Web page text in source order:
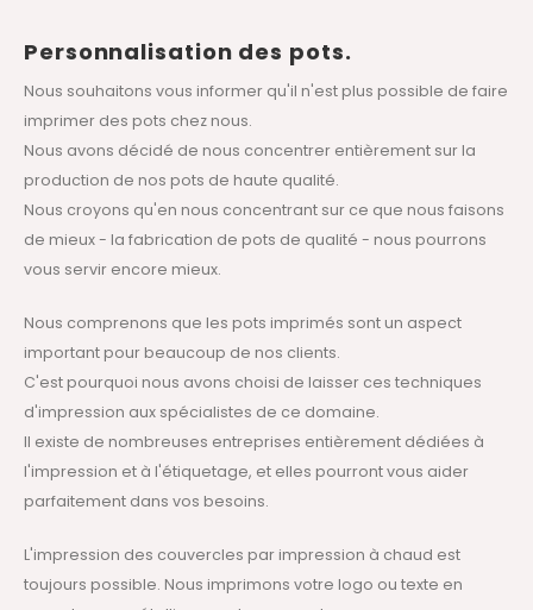
Personnalisation des pots.
Nous souhaitons vous informer qu'il n'est plus possible de faire
imprimer des pots chez nous.
Nous avons décidé de nous concentrer entièrement sur la
production de nos pots de haute qualité.
Nous croyons qu'en nous concentrant sur ce que nous faisons
de mieux - la fabrication de pots de qualité - nous pourrons
vous servir encore mieux.
Nous comprenons que les pots imprimés sont un aspect
important pour beaucoup de nos clients.
C'est pourquoi nous avons choisi de laisser ces techniques
d'impression aux spécialistes de ce domaine.
Il existe de nombreuses entreprises entièrement dédiées à
l'impression et à l'étiquetage, et elles pourront vous aider
parfaitement dans vos besoins.
L'impression des couvercles par impression à chaud est
toujours possible. Nous imprimons votre logo ou texte en